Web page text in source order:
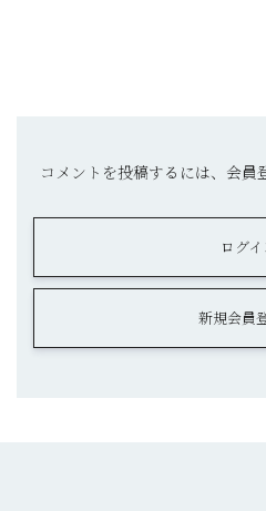
コメントを投稿するには、会員
ログ
新規会員